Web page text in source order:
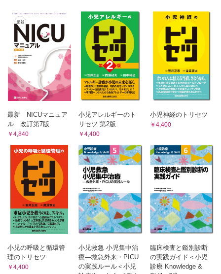
尿路感染症
性感染症
11章 結石症
尿路結石
12章 下部尿路機能障害
夜尿症
神経因性下部尿路機能障害(神経因性膀胱)
13章 高血圧症
高血圧の定義，原因と管理
14章 社会的対応
小児腎疾患患者の社会適応をめざした支援
成人診療科への移行
小児泌尿器の手術
5章 ネフローゼ症候群
特発性ネフローゼ症候群の原因
ステロイド感受性ネフローゼ症候群
ステロイド抵抗性ネフローゼ症候群
先天性・遺伝性ネフローゼ症候群
ネフローゼ症候群の合併症
6章 糸球体疾患
IgA腎症
膜性増殖性糸球体腎炎
急速進行性糸球体腎炎
溶血性尿毒症症候群
7章 全身疾患に伴う腎病変
ループス腎炎
紫斑病性腎炎
Alport症候群と菲薄基底膜病
先天性代謝異常に伴う腎症
ネイルパテラ症候群
8章 尿細管間質性疾患，嚢胞性疾患
急性尿細管間質性腎炎，慢性尿細管間質性腎炎
最新 NICUマニュア
ル 改訂第7版
￥4,840
小児アレルギーのト
リセツ 第2版
￥4,400
小児神経のトリセツ
￥4,400
小児の呼吸と循環管
理のトリセツ
￥4,400
小児救急 小児集中治
療―救急外来・PICU
の実践ルール＜小児
臨床検査と鑑別診断
の実践ガイド＜小児
診療 Knowledge &